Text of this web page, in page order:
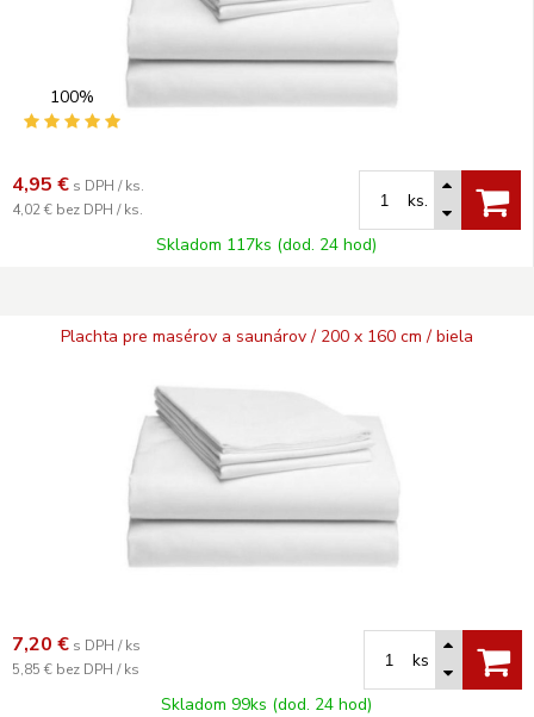
100%
4,95 € s DPH / ks.
4,02 € bez DPH / ks.
ks.
Skladom 117ks (dod. 24 hod)
Plachta pre masérov a saunárov / 200 x 160 cm / biela
7,20 € s DPH / ks
5,85 € bez DPH / ks
ks
Skladom 99ks (dod. 24 hod)